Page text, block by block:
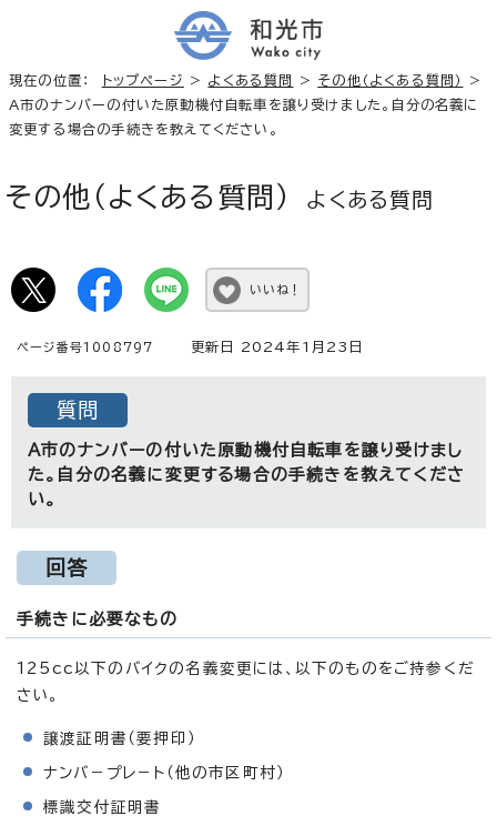
現在の位置： トップページ > よくある質問 > その他（よくある質問）
>
A市のナンバーの付いた原動機付自転車を譲り受けました。自分の名義に
変更する場合の手続きを教えてください。
その他（よくある質問） よくある質問
いいね！
ページ番号1008797 更新日 2024年1月23日
質問
A市のナンバーの付いた原動機付自転車を譲り受けまし
た。自分の名義に変更する場合の手続きを教えてくださ
い。
回答
手続きに必要なもの
125cc以下のバイクの名義変更には、以下のものをご持参くだ
さい。
譲渡証明書（要押印）
ナンバ－プレ－ト（他の市区町村）
標識交付証明書